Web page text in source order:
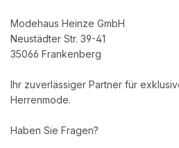
Modehaus Heinze GmbH
Neustädter Str. 39-41
35066 Frankenberg
Ihr zuverlässiger Partner für
Herrenmode.
Haben Sie Fragen?